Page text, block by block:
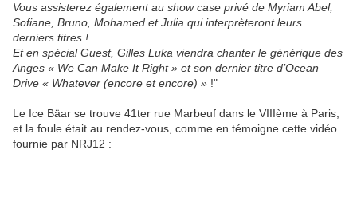
Vous assisterez également au show case privé de Myriam Abel,
Sofiane, Bruno, Mohamed et Julia qui interprèteront leurs
derniers titres !
Et en spécial Guest, Gilles Luka viendra chanter le générique des
Anges « We Can Make It Right » et son dernier titre d’Ocean
Drive « Whatever (encore et encore) » !"
Le Ice Bäar se trouve 41ter rue Marbeuf dans le VIIIème à Paris,
et la foule était au rendez-vous, comme en témoigne cette vidéo
fournie par NRJ12 :